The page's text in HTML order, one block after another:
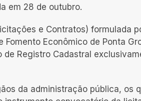
em 28 de outubro.
e Contratos) formulada
Econômico de Ponta
Registro Cadastral
da administração pública, os